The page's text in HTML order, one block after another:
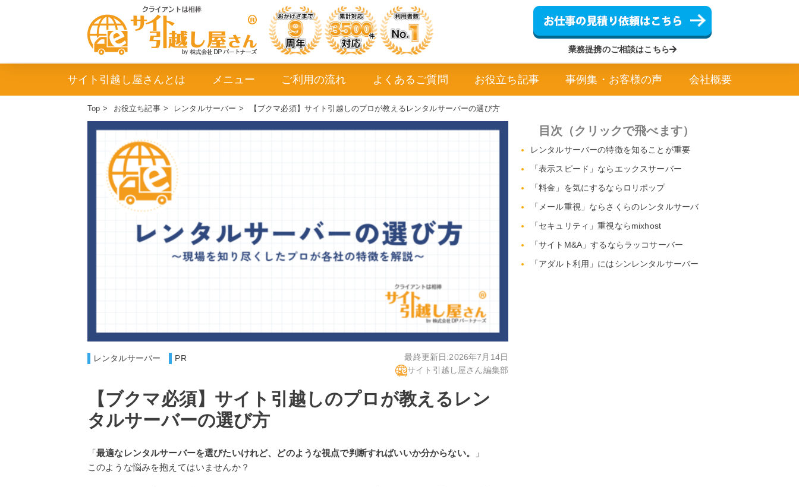
業務提携のご相談はこちら
サイト引越し屋さんとは メニュー ご利用の流れ よくあるご質問 お役立ち記事 事例集・お客様の声 会社概要
Top > お役立ち記事 > レンタルサーバー > 【ブクマ必須】サイト引越しのプロが教えるレンタルサーバーの選び方
レンタルサーバー PR 最終更新日:2026年7月14日
サイト引越し屋さん編集部
【ブクマ必須】サイト引越しのプロが教えるレン
タルサーバーの選び方
「最適なレンタルサーバーを選びたいけれど、どのような視点で判断すればいいか分からない。
」
このような悩みを抱えてはいませんか？
目次（クリックで飛べます）
レンタルサーバーの特徴を知ることが重要
「表示スピード」ならエックスサーバー
「料金」を気にするならロリポップ
「メール重視」ならさくらのレンタルサーバ
「セキュリティ」重視ならmixhost
「サイトM&A」するならラッコサーバー
「アダルト利用」にはシンレンタルサーバー